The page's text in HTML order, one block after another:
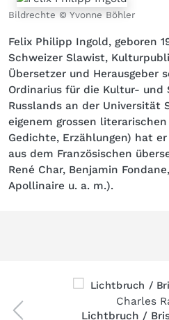
Bildrechte © Yvonne Böhler
Felix Philipp Ingold, geboren
Schweizer Slawist,
Übersetzer und Herausgeber
Ordinarius für die Kultur- und
Russlands an der Universität
eigenem grossen literarischen
Gedichte, Erzählungen) hat
aus dem Französischen
René Char, Benjamin
Apollinaire u. a. m.).
Charles
Lichtbruch /